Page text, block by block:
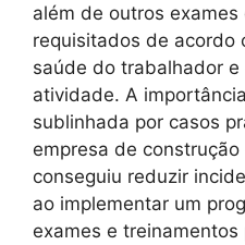
além de outros exames
requisitados de acordo
saúde do trabalhador
atividade. A
sublinhada por casos
empresa de
conseguiu reduzir
ao implementar um
exames e